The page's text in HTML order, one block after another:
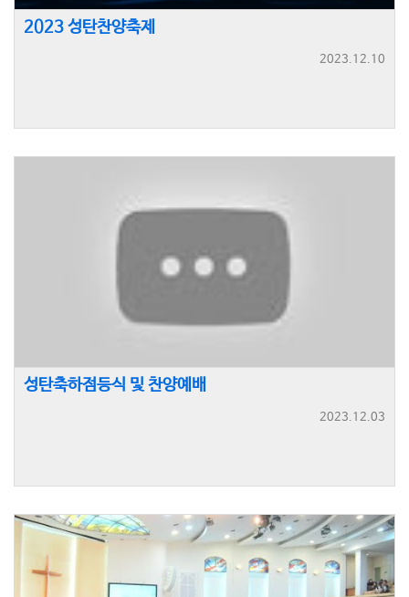
2023 성탄찬양축제
2023.12.10
성탄축하점등식 및 찬양예배
2023.12.03